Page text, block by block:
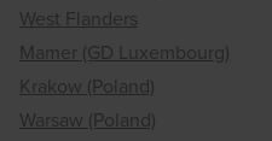
West Flanders
Mamer (GD Luxembourg)
Krakow (Poland)
Warsaw (Poland)